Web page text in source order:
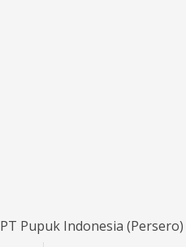
PT Pupuk Indonesia (Persero)